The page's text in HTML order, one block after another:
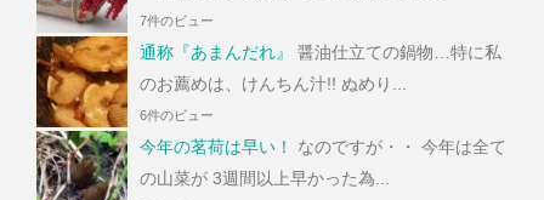
7件のビュー
通称『あまんだれ』
醤油仕立ての鍋物…特に私
のお薦めは、けんちん汁!! ぬめり...
6件のビュー
今年の茗荷は早い！
なのですが・・ 今年は全て
の山菜が 3週間以上早かった為...